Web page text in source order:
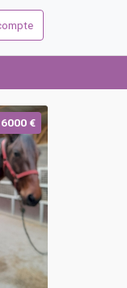
6000 €